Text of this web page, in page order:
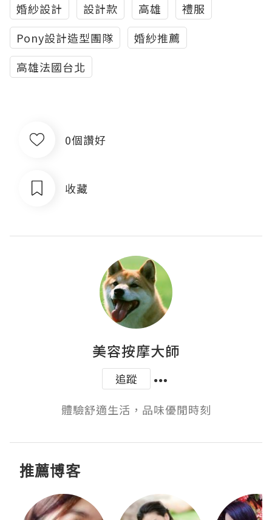
婚紗設計 設計款 高雄
禮服
Pony設計造型團隊
婚紗推薦
高雄法國台北
0個讚好
收藏
美容按摩大師
追蹤
體驗舒適生活，品味優閒時刻
推薦博客